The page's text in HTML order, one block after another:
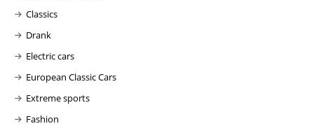
Classics
Drank
Electric cars
European Classic Cars
Extreme sports
Fashion